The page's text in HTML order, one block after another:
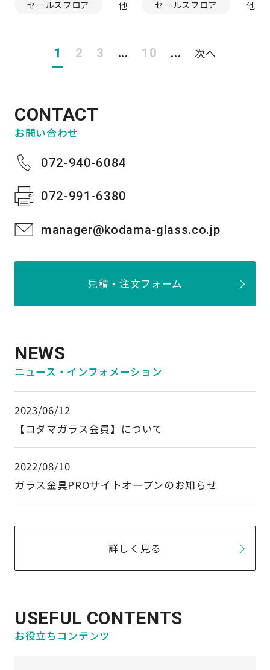
セールスフロア セールスフロア
1 2 3 ... 10 ... 次へ
CONTACT
お問い合わせ
072-940-6084
072-991-6380
manager@kodama-glass.co.jp
見積・注文フォーム
NEWS
ニュース・インフォメーション
2023/06/12
【コダマガラス会員】について
2022/08/10
ガラス金具PROサイトオープンのお知らせ
詳しく見る
USEFUL CONTENTS
お役立ちコンテンツ